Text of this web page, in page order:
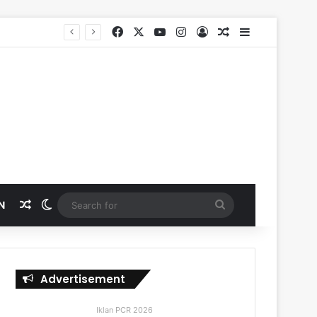
FacebookYouTubeInstagram
Log InRandom Article
Sidebar
Random Article
Switch skin
for
Advertisement
Iklan PCR 2026